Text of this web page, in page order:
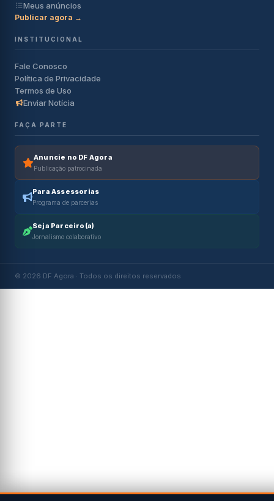
Meus anúncios
Publicar agora →
INSTITUCIONAL
Fale Conosco
Política de Privacidade
Termos de Uso
Enviar Notícia
FAÇA PARTE
Anuncie no DF Agora
Publicação patrocinada
Para Assessorias
Programa de parcerias
Seja Parceiro(a)
Jornalismo colaborativo
© 2026 DF Agora · Todos os direitos reservados